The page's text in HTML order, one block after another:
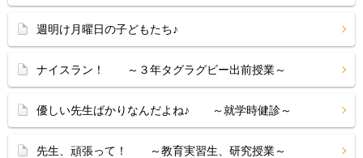
週明け月曜日の子どもたち♪
ナイスラン！ ～３年タグラグビー出前授業～
優しい先生ばかりなんだよね♪ ～就学時健診～
先生、頑張って！ ～教育実習生、研究授業～